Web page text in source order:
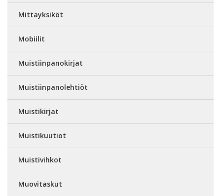
Mittayksiköt
Mobiilit
Muistiinpanokirjat
Muistiinpanolehtiöt
Muistikirjat
Muistikuutiot
Muistivihkot
Muovitaskut